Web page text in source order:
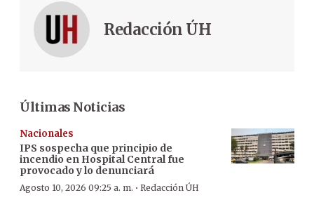
Redacción ÚH
Últimas Noticias
Nacionales
IPS sospecha que principio de
incendio en Hospital Central fue
provocado y lo denunciará
Agosto 10, 2026 09:25 a. m. · Redacción ÚH